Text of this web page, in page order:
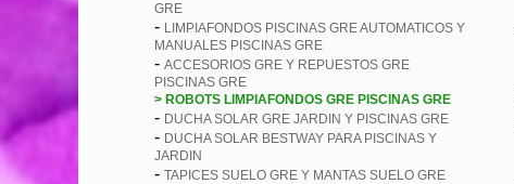
GRE
- LIMPIAFONDOS PISCINAS GRE AUTOMATICOS Y
MANUALES PISCINAS GRE
- ACCESORIOS GRE Y REPUESTOS GRE
PISCINAS GRE
> ROBOTS LIMPIAFONDOS GRE PISCINAS GRE
- DUCHA SOLAR GRE JARDIN Y PISCINAS GRE
- DUCHA SOLAR BESTWAY PARA PISCINAS Y
JARDIN
- TAPICES SUELO GRE Y MANTAS SUELO GRE